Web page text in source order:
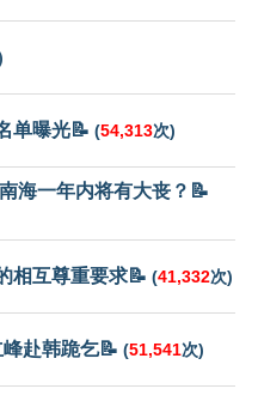
单曝光📝 (54,313次)
海一年内将有大丧？📝
相互尊重要求📝 (41,332次)
赴韩跪乞📝 (51,541次)